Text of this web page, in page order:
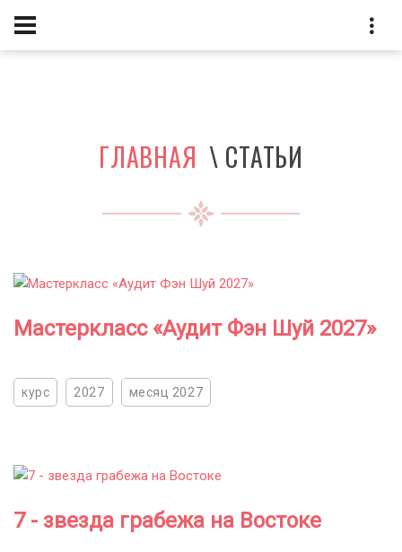
ГЛАВНАЯ \ СТАТЬИ
Мастеркласс «Аудит Фэн Шуй 2027»
курс 2027 месяц 2027
7 - звезда грабежа на Востоке